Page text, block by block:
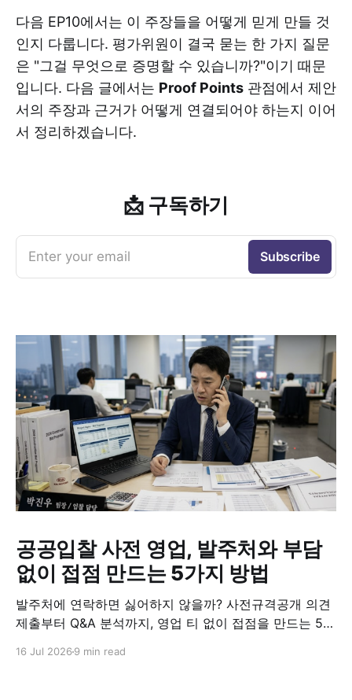
다음 EP10에서는 이 주장들을 어떻게 믿게 만들 것
인지 다룹니다. 평가위원이 결국 묻는 한 가지 질문
은 "그걸 무엇으로 증명할 수 있습니까?"이기 때문
입니다. 다음 글에서는 Proof Points 관점에서 제안
서의 주장과 근거가 어떻게 연결되어야 하는지 이어
서 정리하겠습니다.
📩 구독하기
Enter your email Subscribe
공공입찰 사전 영업, 발주처와 부담
없이 접점 만드는 5가지 방법
발주처에 연락하면 싫어하지 않을까? 사전규격공개 의견
제출부터 Q&A 분석까지, 영업 티 없이 접점을 만드는 5가
16 Jul 2026 9 min read